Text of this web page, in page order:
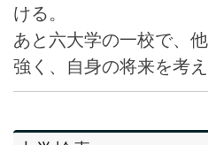
ける。
あと六大学の一校で、
強く、自身の将来を考